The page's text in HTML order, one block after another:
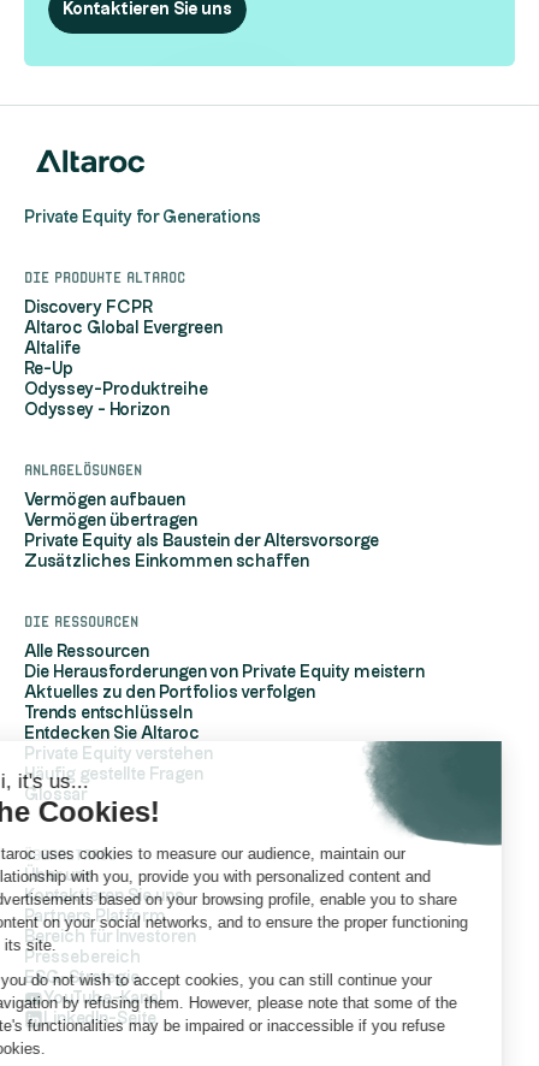
Hi, it's us...
the Cookies!
Altaroc uses cookies to measure our audience, maintain our
relationship with you, provide you with personalized content and
advertisements based on your browsing profile, enable you to share
content on your social networks, and to ensure the proper functioning
of its site.
If you do not wish to accept cookies, you can still continue your
navigation by refusing them. However, please note that some of the
site's functionalities may be impaired or inaccessible if you refuse
cookies.
Kontaktieren Sie uns
Private Equity for Generations
Die Produkte Altaroc
Discovery FCPR
Altaroc Global Evergreen
Altalife
Re-Up
Odyssey-Produktreihe
Odyssey - Horizon
Anlagelösungen
Vermögen aufbauen
Vermögen übertragen
Private Equity als Baustein der Altersvorsorge
Zusätzliches Einkommen schaffen
Die Ressourcen
Alle Ressourcen
Die Herausforderungen von Private Equity meistern
Aktuelles zu den Portfolios verfolgen
Trends entschlüsseln
Entdecken Sie Altaroc
Private Equity verstehen
Häufig gestellte Fragen
Glossar
ÜberAltaroc
Über uns
Kontaktieren Sie uns
Partners Platform
Bereich für Investoren
Pressebereich
ESG-Strategie
YouTube-Kanal
LinkedIn-Seite